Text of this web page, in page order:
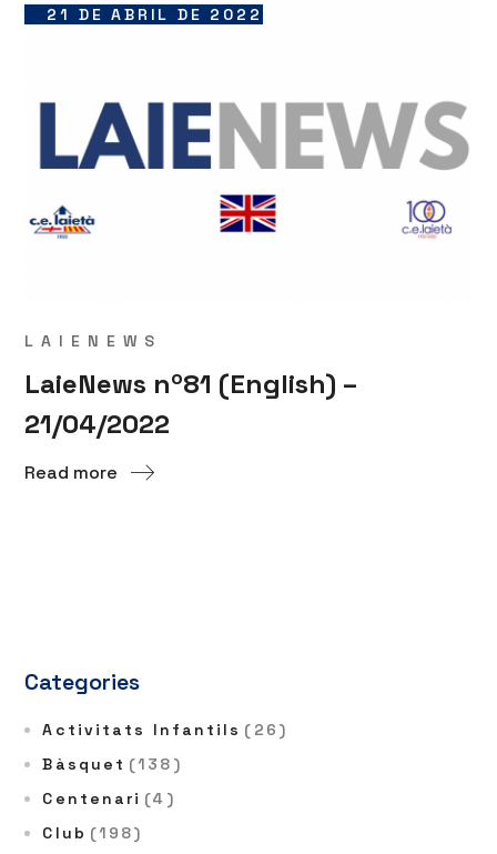
21 DE ABRIL DE 2022
LAIENEWS
LaieNews nº81 (English) –
21/04/2022
Read more
Categories
Activitats Infantils (26)
Bàsquet (138)
Centenari (4)
Club (198)